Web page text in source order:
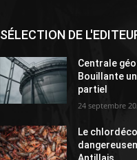
SÉLECTION DE
Centrale
Bouillante
partiel
24 septembre
Le